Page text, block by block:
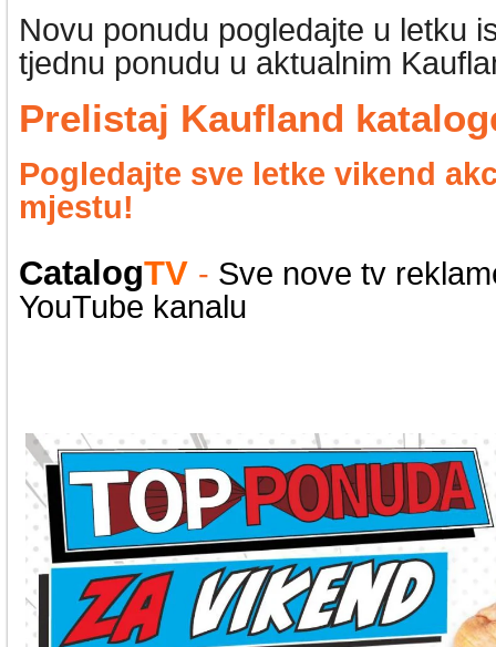
Novu ponudu pogledajte u letku
tjednu ponudu u aktualnim
Prelistaj Kaufland
Pogledajte sve letke vikend
mjestu!
CatalogTV - Sve nove tv
YouTube kanalu